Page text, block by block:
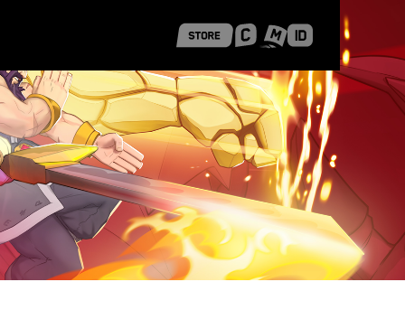
Career Stories